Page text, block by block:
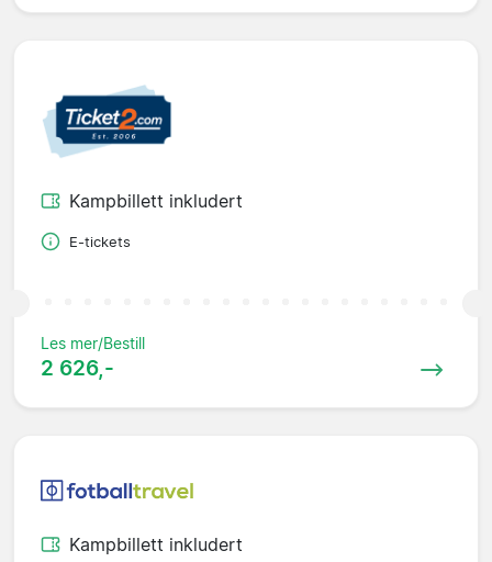
Kampbillett inkludert
E-tickets
Les mer/Bestill
2 626,-
Kampbillett inkludert